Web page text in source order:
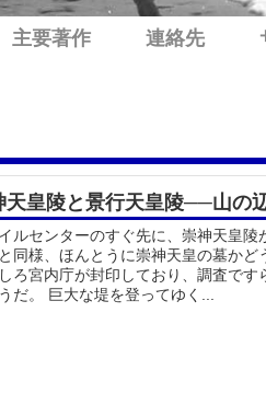
主要著作 連絡先
天皇陵と景行天皇陵──山の
ルセンターのすぐ先に、崇神天皇陵
同様、ほんとうに崇神天皇の墓かど
ろ宮内庁が封印しており、調査です
だ。 巨大な堤を登ってゆく...